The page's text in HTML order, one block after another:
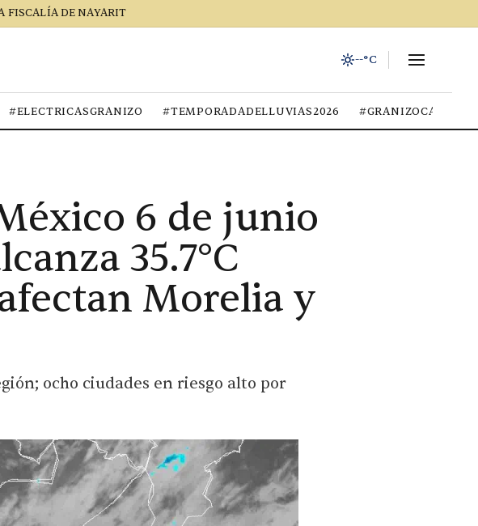
FISCALÍA DE NAYARIT
--°C
#ELECTRICASGRANIZO #TEMPORADADELLUVIAS2026 #GRANIZOCALOR
6 de junio
35.7°C
Morelia y
ocho ciudades en riesgo alto por